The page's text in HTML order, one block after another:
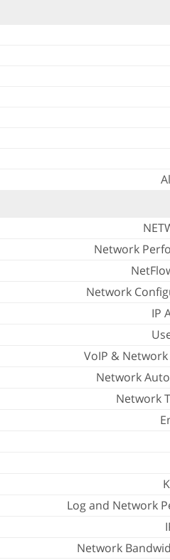
Network
Network
IP
VoIP &
Network
Network
Log and Network
Network